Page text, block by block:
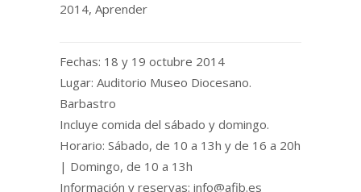
2014, Aprender
Fechas: 18 y 19 octubre 2014
Lugar: Auditorio Museo Diocesano.
Barbastro
Incluye comida del sábado y domingo.
Horario: Sábado, de 10 a 13h y de 16 a 20h
| Domingo, de 10 a 13h
Información y reservas: info@afib.es